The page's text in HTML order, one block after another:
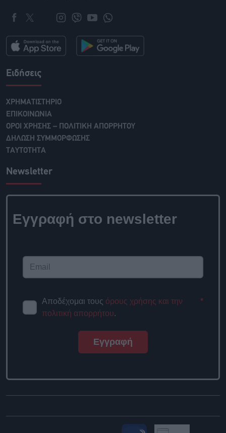
Ειδήσεις
ΧΡΗΜΑΤΙΣΤΗΡΙΟ
ΕΠΙΚΟΙΝΩΝΙΑ
ΟΡΟΙ ΧΡΗΣΗΣ – ΠΟΛΙΤΙΚΗ ΑΠΟΡΡΗΤΟΥ
ΔΗΛΩΣΗ ΣΥΜΜΟΡΦΩΣΗΣ
ΤΑΥΤΟΤΗΤΑ
Newsletter
Εγγραφή στο newsletter
Αποδέχομαι τους όρους χρήσης και την
πολιτική απορρήτου.
*
Εγγραφή